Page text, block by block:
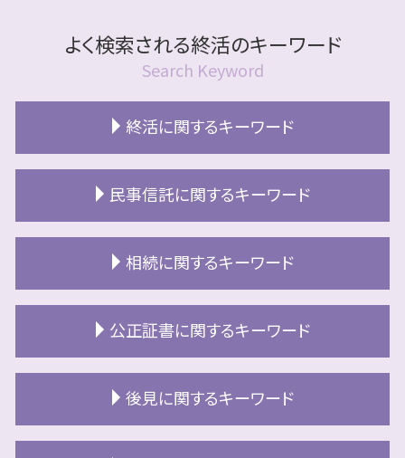
よく検索される終活のキーワード
Search Keyword
終活に関するキーワード
おひとりさま 終活
終活準備
終活 北広島市
終活 断捨離
終活 財産整理
終活とは 何をする
終活 財産 一覧
終活 自宅売却
民事信託に関するキーワード
民事信託 売却方法
民事信託 不動産 売却
民事信託 判断能力
民事信託 デメリット
民事信託 わかりやすく
民事信託 江別市
相続に関するキーワード
北広島市 相続
相続放棄 兄弟
札幌市 相続
相続 認知症 診断書
公正証書に関するキーワード
公正証書 委任状
公正証書 執行
後見に関するキーワード